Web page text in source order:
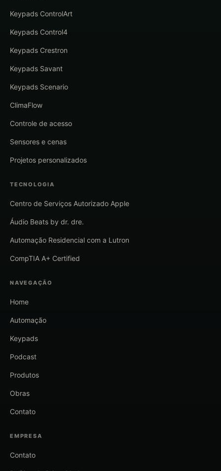
Keypads ControlArt
Keypads Control4
Keypads Crestron
Keypads Savant
Keypads Scenario
ClimaFlow
Controle de acesso
Sensores e cenas
Projetos personalizados
TECNOLOGIA
Centro de Serviços Autorizado Apple
Áudio Beats by dr. dre.
Automação Residencial com a Lutron
CompTIA A+ Certified
NAVEGAÇÃO
Home
Automação
Keypads
Podcast
Produtos
Obras
Contato
EMPRESA
Contato